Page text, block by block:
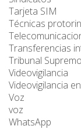
Tarjeta SIM
Técnicas
Transferencias
Tribunal Supremo
Videovigilancia
Videovigilancia
Voz
voz
WhatsApp